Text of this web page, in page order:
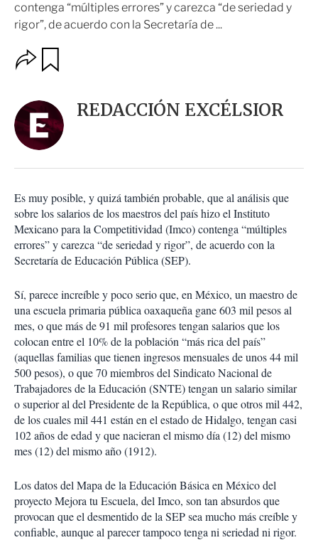
contenga “múltiples errores” y carezca “de seriedad y
rigor”, de acuerdo con la Secretaría de ...
O
p
n
e
s
o
m
p
a
r
r
a
r
REDACCIÓN EXCÉLSIOR
Es muy posible, y quizá también probable, que al análisis que
sobre los salarios de los maestros del país hizo el Instituto
Mexicano para la Competitividad (Imco) contenga “múltiples
errores” y carezca “de seriedad y rigor”, de acuerdo con la
Secretaría de Educación Pública (SEP).
Sí, parece increíble y poco serio que, en México, un maestro de
una escuela primaria pública oaxaqueña gane 603 mil pesos al
mes, o que más de 91 mil profesores tengan salarios que los
colocan entre el 10% de la población “más rica del país”
(aquellas familias que tienen ingresos mensuales de unos 44 mil
500 pesos), o que 70 miembros del Sindicato Nacional de
Trabajadores de la Educación (SNTE) tengan un salario similar
o superior al del Presidente de la República, o que otros mil 442,
de los cuales mil 441 están en el estado de Hidalgo, tengan casi
102 años de edad y que nacieran el mismo día (12) del mismo
mes (12) del mismo año (1912).
Los datos del Mapa de la Educación Básica en México del
proyecto Mejora tu Escuela, del Imco, son tan absurdos que
provocan que el desmentido de la SEP sea mucho más creíble y
confiable, aunque al parecer tampoco tenga ni seriedad ni rigor.